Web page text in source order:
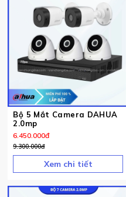
Bộ 5 Mắt Camera DAHUA
2.0mp
6.450.000đ
9.300.000đ
Xem chi tiết